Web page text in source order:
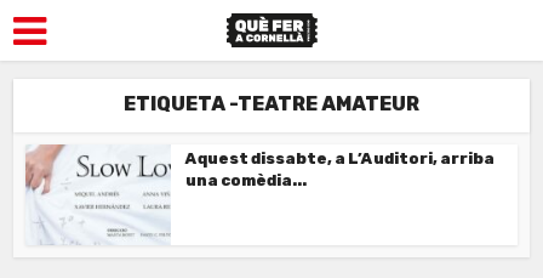
ETIQUETA -TEATRE AMATEUR
Aquest dissabte, a L’Auditori, arriba
una comèdia...